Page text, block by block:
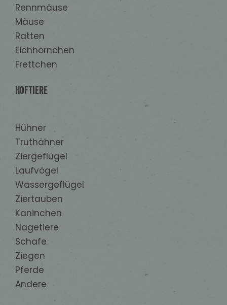
Rennmäuse
Mäuse
Ratten
Eichhörnchen
Frettchen
Hoftiere
Hühner
Truthähner
Ziergeflügel
Laufvögel
Wassergeflügel
Ziertauben
Kaninchen
Nagetiere
Schafe
Ziegen
Pferde
Andere